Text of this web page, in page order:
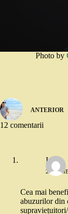
Photo by
ANTERIOR
12 comentarii
Irina
25
Cea mai
abuzurilor din